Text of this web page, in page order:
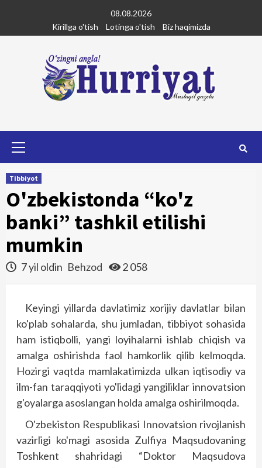
content
08.08.2026
Kirillga o'tish
Lotinga o'tish Biz haqimizda
Tibbiyot
O'zbekistonda “ko'z
banki” tashkil etilishi
mumkin
7 yil oldin Behzod 2 058
Keyingi yillarda davlatimiz xorijiy davlatlar bilan
ko'plab sohalarda, shu jumladan, tibbiyot sohasida
ham istiqbolli, yangi loyihalarni ishlab chiqish va
amalga oshirishda faol hamkorlik qilib kelmoqda.
Hozirgi vaqtda mamlakatimizda ulkan iqtisodiy va
ilm-fan taraqqiyoti yo'lidagi yangiliklar innovatsion
g'oyalarga asoslangan holda amalga oshirilmoqda.
O'zbekiston Respublikasi Innovatsion rivojlanish
vazirligi ko'magi asosida Zulfiya Maqsudovaning
Toshkent shahridagi “Doktor Maqsudova